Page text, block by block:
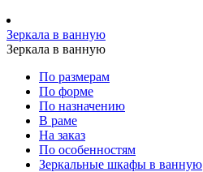
Зеркала в ванную
Зеркала в ванную
По размерам
По форме
По назначению
В раме
На заказ
По особенностям
Зеркальные шкафы в ванную